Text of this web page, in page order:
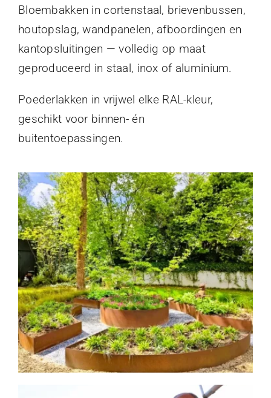
Bloembakken in cortenstaal, brievenbussen,
houtopslag, wandpanelen, afboordingen en
kantopsluitingen — volledig op maat
geproduceerd in staal, inox of aluminium.
Poederlakken in vrijwel elke RAL-kleur,
geschikt voor binnen- én
buitentoepassingen.